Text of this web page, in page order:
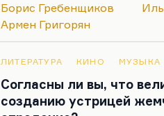
Это что-то космическое,
Григорян —
Борис Гребенщиков
Армен Григорян
ЛИТЕРАТУРА КИНО МУЗЫКА
Согласны ли вы, что
созданию устрицей